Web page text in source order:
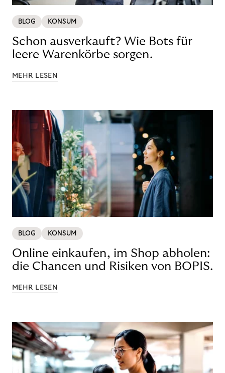
BLOG KONSUM
Schon ausverkauft? Wie Bots für
leere Warenkörbe sorgen.
MEHR LESEN
BLOG KONSUM
Online einkaufen, im Shop abholen:
die Chancen und Risiken von BOPIS.
MEHR LESEN